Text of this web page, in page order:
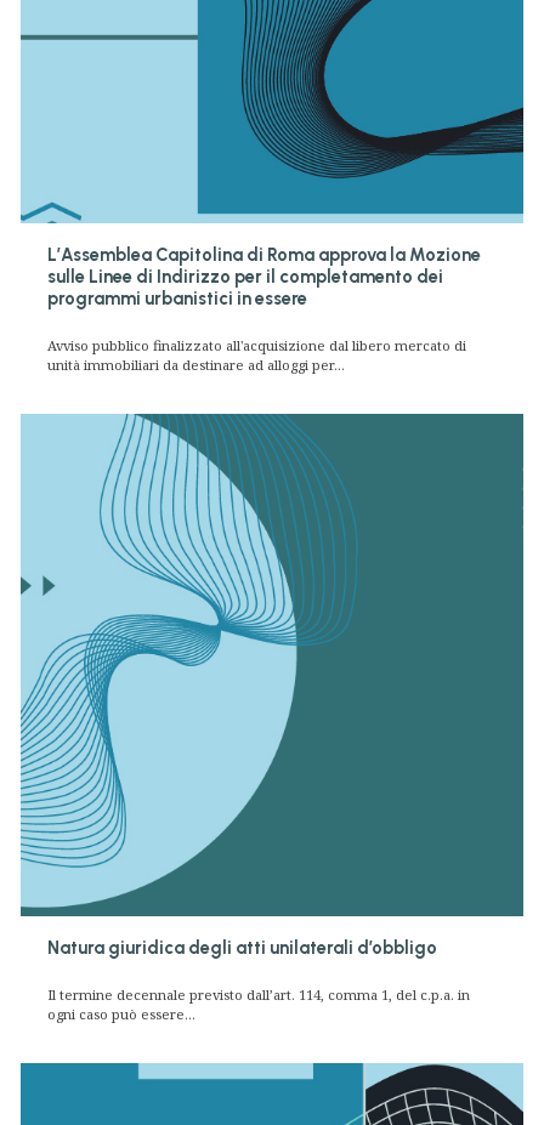
L’Assemblea Capitolina di Roma approva la Mozione
sulle Linee di Indirizzo per il completamento dei
programmi urbanistici in essere
Avviso pubblico finalizzato all'acquisizione dal libero mercato di
unità immobiliari da destinare ad alloggi per...
Natura giuridica degli atti unilaterali d’obbligo
Il termine decennale previsto dall’art. 114, comma 1, del c.p.a. in
ogni caso può essere...